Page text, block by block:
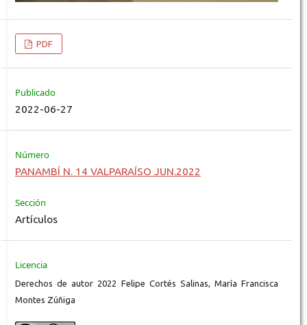
PDF
Publicado
2022-06-27
Número
PANAMBÍ N. 14 VALPARAÍSO JUN.2022
Sección
Artículos
Licencia
Derechos de autor 2022 Felipe Cortés Salinas, María Francisca
Montes Zúñiga